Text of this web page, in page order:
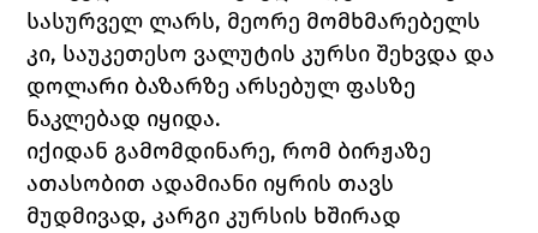
სასურველ ლარს, მეორე მომხმარებელს
კი, საუკეთესო ვალუტის კურსი შეხვდა და
დოლარი ბაზარზე არსებულ ფასზე
ნაკლებად იყიდა.
იქიდან გამომდინარე, რომ ბირჟაზე
ათასობით ადამიანი იყრის თავს
მუდმივად, კარგი კურსის ხშირად